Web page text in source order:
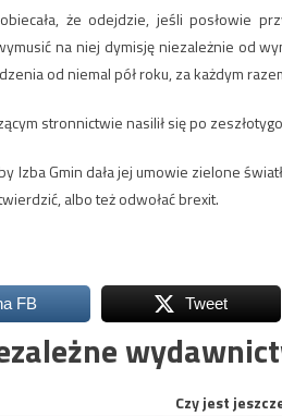
że odejdzie, jeśli posłowie
na niej dymisję niezależnie od
od niemal pół roku, za każdym
stronnictwie nasilił się po
Izba Gmin dała jej umowie zielone
albo też odwołać brexit.
FB Tweet
Czy jest